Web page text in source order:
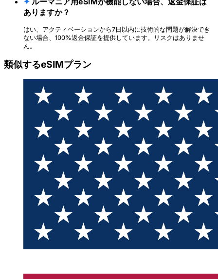
ありますか？
はい、アクティベーションから7日以内に技術的な問題が解決でき
ない場合、100%返金保証を提供しています。リスクはありませ
ん。
類似するeSIMプラン